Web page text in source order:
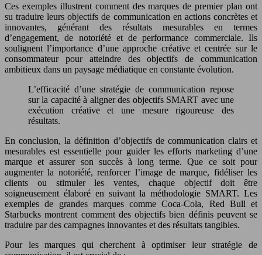
Ces exemples illustrent comment des marques de premier plan ont
su traduire leurs objectifs de communication en actions concrètes et
innovantes, générant des résultats mesurables en termes
d’engagement, de notoriété et de performance commerciale. Ils
soulignent l’importance d’une approche créative et centrée sur le
consommateur pour atteindre des objectifs de communication
ambitieux dans un paysage médiatique en constante évolution.
L’efficacité d’une stratégie de communication repose
sur la capacité à aligner des objectifs SMART avec une
exécution créative et une mesure rigoureuse des
résultats.
En conclusion, la définition d’objectifs de communication clairs et
mesurables est essentielle pour guider les efforts marketing d’une
marque et assurer son succès à long terme. Que ce soit pour
augmenter la notoriété, renforcer l’image de marque, fidéliser les
clients ou stimuler les ventes, chaque objectif doit être
soigneusement élaboré en suivant la méthodologie SMART. Les
exemples de grandes marques comme Coca-Cola, Red Bull et
Starbucks montrent comment des objectifs bien définis peuvent se
traduire par des campagnes innovantes et des résultats tangibles.
Pour les marques qui cherchent à optimiser leur stratégie de